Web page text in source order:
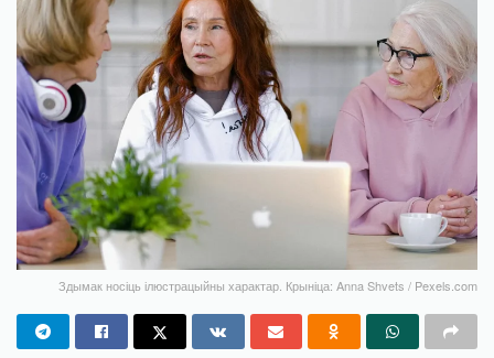
Здымак носіць ілюстрацыйны характар. Крыніца: Anna Shvets / Pexels.com